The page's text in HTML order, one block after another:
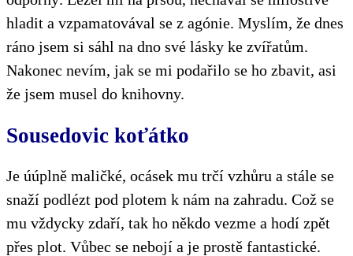
hladit a vzpamatovával se z agónie. Myslím, že dnes
ráno jsem si sáhl na dno své lásky ke zvířatům.
Nakonec nevím, jak se mi podařilo se ho zbavit, asi
že jsem musel do knihovny.
Sousedovic koťátko
Je úúplně maličké, ocásek mu trčí vzhůru a stále se
snaží podlézt pod plotem k nám na zahradu. Což se
mu vždycky zdaří, tak ho někdo vezme a hodí zpět
přes plot. Vůbec se nebojí a je prostě fantastické.